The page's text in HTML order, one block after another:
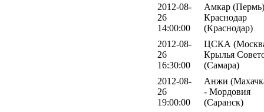
2012-08-
26
14:00:00
Амкар
Краснодар
(Краснодар)
2012-08-
26
16:30:00
ЦСКА
Крылья
(Самара)
2012-08-
26
19:00:00
Анжи
- Мордовия
(Саранск)